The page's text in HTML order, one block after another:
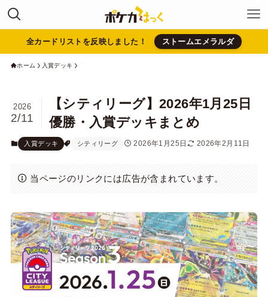
全カードリストを反映しました！ ストームエメラルダ
ホーム 入賞デッキ
【シティリーグ】2026年1月25日
優勝・入賞デッキまとめ
2026
2/11
入賞デッキ シティリーグ 2026年1月25日 2026年2月11日
当ページのリンクには広告が含まれています。